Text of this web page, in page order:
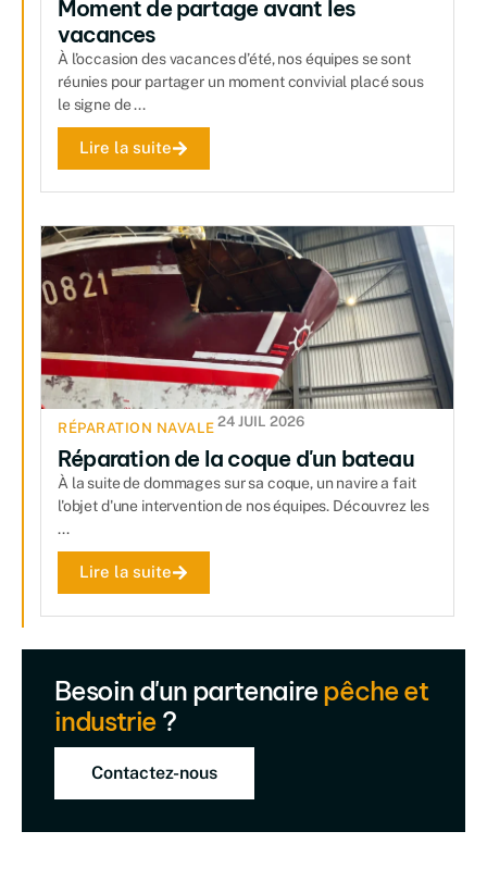
Moment de partage avant les
vacances
À l’occasion des vacances d’été, nos équipes se sont
réunies pour partager un moment convivial placé sous
le signe de ...
Lire la suite
RÉPARATION NAVALE 24 JUIL 2026
Réparation de la coque d'un bateau
À la suite de dommages sur sa coque, un navire a fait
l'objet d'une intervention de nos équipes. Découvrez les
...
Lire la suite
Besoin d'un partenairepêche et
industrie ?
Contactez-nous